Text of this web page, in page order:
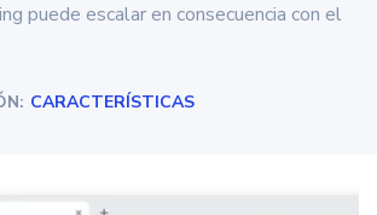
puede escalar en consecuencia con el
CARACTERÍSTICAS